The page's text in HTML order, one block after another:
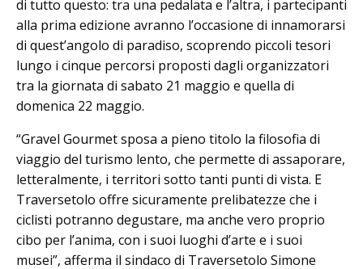
di tutto questo: tra una pedalata e l’altra, i partecipanti
alla prima edizione avranno l’occasione di innamorarsi
di quest’angolo di paradiso, scoprendo piccoli tesori
lungo i cinque percorsi proposti dagli organizzatori
tra la giornata di sabato 21 maggio e quella di
domenica 22 maggio.
“Gravel Gourmet sposa a pieno titolo la filosofia di
viaggio del turismo lento, che permette di assaporare,
letteralmente, i territori sotto tanti punti di vista. E
Traversetolo offre sicuramente prelibatezze che i
ciclisti potranno degustare, ma anche vero proprio
cibo per l’anima, con i suoi luoghi d’arte e i suoi
musei”, afferma il sindaco di Traversetolo Simone